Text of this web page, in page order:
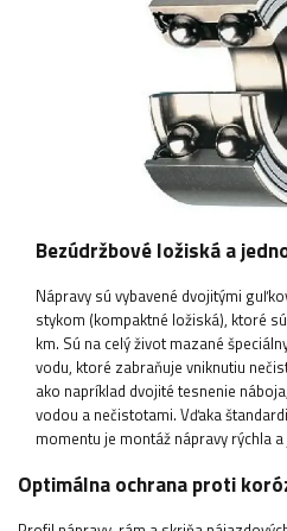
Bezúdržbové ložiská a
Nápravy sú vybavené dvojitými
stykom (kompaktné ložiská), ktoré
km. Sú na celý život mazané
vodu, ktoré zabraňuje vniknutiu
ako napríklad dvojité tesnenie
vodou a nečistotami. Vďaka
momentu je montáž nápravy rýchla
Optimálna ochrana proti